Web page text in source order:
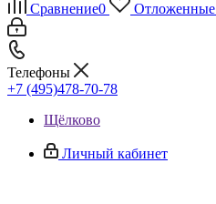
Сравнение0 Отложенные
Телефоны
+7 (495)478-70-78
Щёлково
Личный кабинет